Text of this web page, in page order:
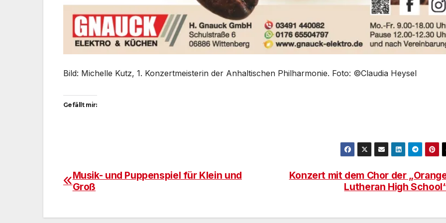
Bild: Michelle Kutz, 1. Konzertmeisterin der Anhaltischen Philharmonie. Foto: ©Claudia Heysel
Gefällt mir:
Beitragsnavigation
Konzert mit dem Chor der
Lutheran High
Musik- und Puppenspiel für Klein und
Groß